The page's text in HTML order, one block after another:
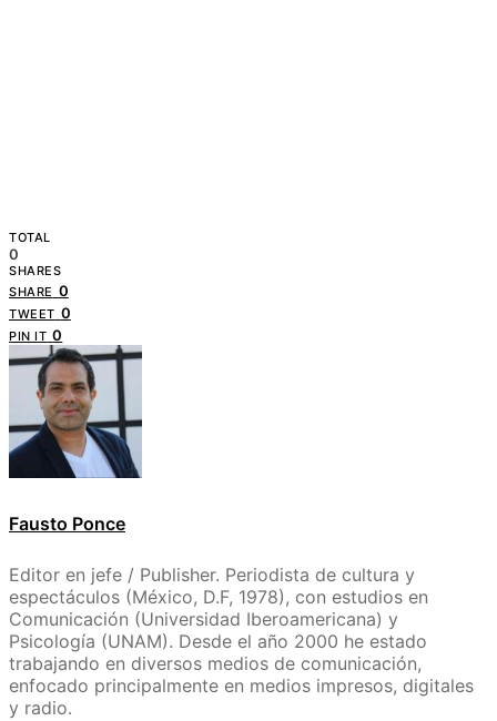
TOTAL
0
SHARES
SHARE 0
TWEET 0
PIN IT 0
Fausto Ponce
Editor en jefe / Publisher. Periodista de cultura y
espectáculos (México, D.F, 1978), con estudios en
Comunicación (Universidad Iberoamericana) y
Psicología (UNAM). Desde el año 2000 he estado
trabajando en diversos medios de comunicación,
enfocado principalmente en medios impresos, digitales
y radio.